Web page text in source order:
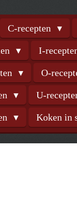
C-recepten
I-
O-
U-
Koken in